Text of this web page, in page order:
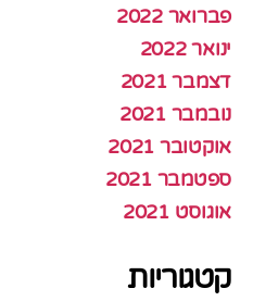
פברואר 2022
ינואר 2022
דצמבר 2021
נובמבר 2021
אוקטובר 2021
ספטמבר 2021
אוגוסט 2021
קטגוריות